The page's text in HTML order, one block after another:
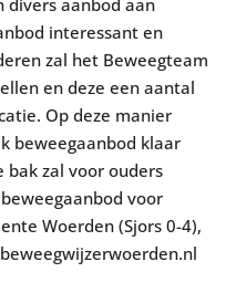
interessant en
zal het Beweegteam
en deze een aantal
Op deze manier
beweegaanbod klaar
bak zal voor ouders
voor
Woerden (Sjors 0-4),